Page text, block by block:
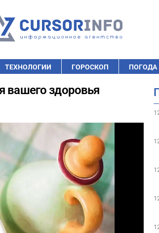
ТЕХНОЛОГИИ ГОРОСКОП ПОГОДА
вашего здоровья